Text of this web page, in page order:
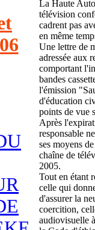
La Haute
télévision
cadrent pas
en même
Une lettre de
adressée aux
comportant
bandes
l'émission
d'éducation
points de vue
Après
responsable
ses moyens
chaîne de
2005.
Tout en étant
celle qui
d'assurer la
coercition,
audiovisuelle